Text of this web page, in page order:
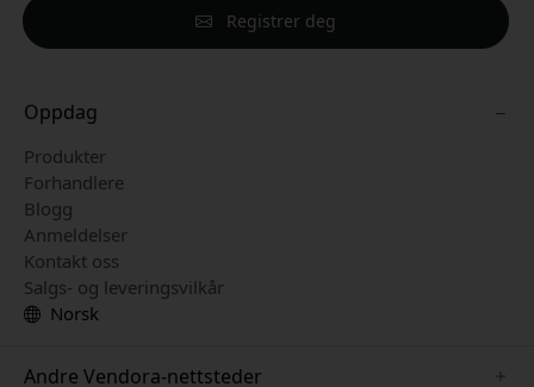
Registrer deg
Oppdag
Produkter
Forhandlere
Blogg
Anmeldelser
Kontakt oss
Salgs- og leveringsvilkår
Norsk
Andre Vendora-nettsteder